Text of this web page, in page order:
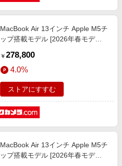
MacBook Air 13インチ Apple M5チ
ップ搭載モデル [2026年春モデ
CPUと10コアGPU] スカイブルー
MDHJ4J/A
￥ 278,800
4.0%
ストアにすすむ
MacBook Air 13インチ Apple M5チ
ップ搭載モデル [2026年春モデ